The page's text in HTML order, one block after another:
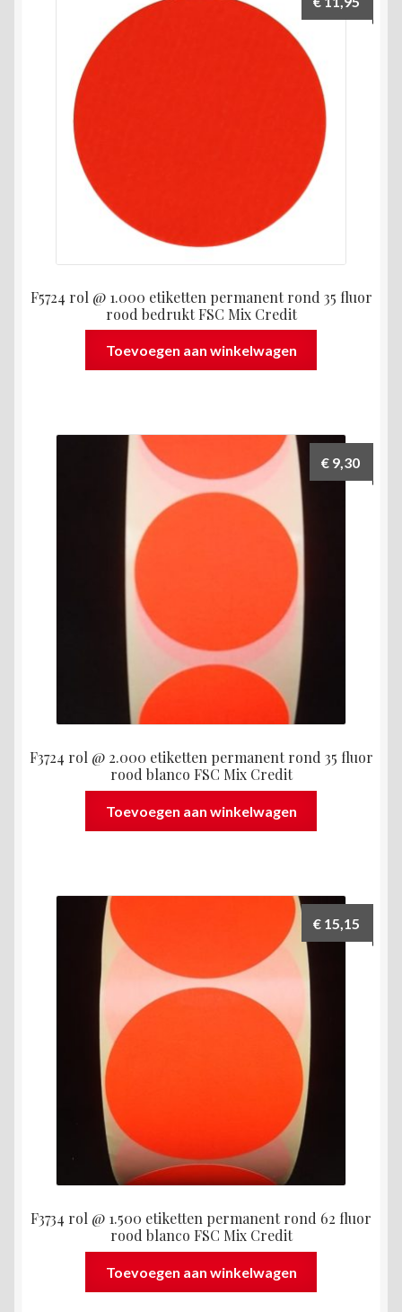
F5724 rol @ 1.000 etiketten permanent rond 35 fluor
rood bedrukt FSC Mix Credit
Toevoegen aan winkelwagen
F3724 rol @ 2.000 etiketten permanent rond 35 fluor
rood blanco FSC Mix Credit
€ 9,30
Toevoegen aan winkelwagen
F3734 rol @ 1.500 etiketten permanent rond 62 fluor
rood blanco FSC Mix Credit
€ 15,15
Toevoegen aan winkelwagen